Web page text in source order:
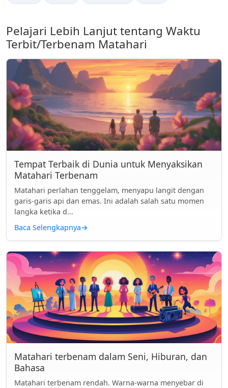
Pelajari Lebih Lanjut tentang Waktu
Terbit/Terbenam Matahari
Tempat Terbaik di Dunia untuk Menyaksikan
Matahari Terbenam
Matahari perlahan tenggelam, menyapu langit dengan
garis-garis api dan emas. Ini adalah salah satu momen
langka ketika d...
Baca Selengkapnya→
Matahari terbenam dalam Seni, Hiburan, dan
Bahasa
Matahari terbenam rendah. Warna-warna menyebar di